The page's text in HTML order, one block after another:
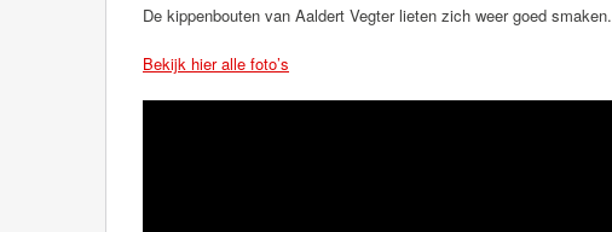
De kippenbouten van Aaldert Vegter lieten zich weer goed smaken.
Bekijk hier alle foto’s